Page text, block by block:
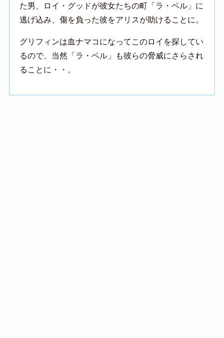
た男、ロイ・グッドが彼女たちの町「ラ・ベル」に
逃げ込み、傷を負った彼をアリスが助けることに。
グリフィンは血ナマコになってこのロイを探してい
るので、当然「ラ・ベル」も彼らの脅威にさらされ
ることに・・。